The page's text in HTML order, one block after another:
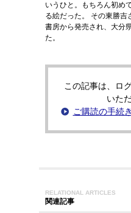
いうひと。もちろん初め
る絵だった。 その東勝吉
書房から発売され、大分
た。
この記事は、ロ
いた
ご購読の手続
RELATIONAL ARTICLES
関連記事